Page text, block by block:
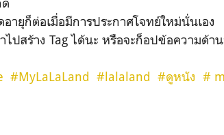
ายุก็ต่อเมื่อมีการประกาศโจทย์ใหม่นั่นเอง
ไปสร้าง Tag ได้นะ หรือจะก็อปข้อความด้า
#MyLaLaLand #lalaland #ดูหนัง #